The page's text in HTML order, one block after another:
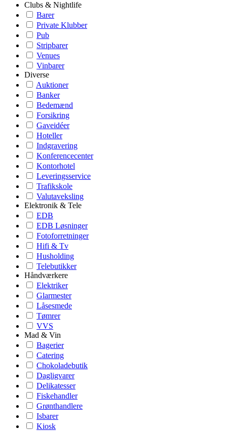
Clubs & Nightlife
Barer
Private Klubber
Pub
Stripbarer
Venues
Vinbarer
Diverse
Auktioner
Banker
Bedemænd
Forsikring
Gaveidéer
Hoteller
Indgravering
Konferencecenter
Kontorhotel
Leveringsservice
Trafikskole
Valutaveksling
Elektronik & Tele
EDB
EDB Løsninger
Fotoforretninger
Hifi & Tv
Husholding
Telebutikker
Håndværkere
Elektriker
Glarmester
Låsesmede
Tømrer
VVS
Mad & Vin
Bagerier
Catering
Chokoladebutik
Dagligvarer
Delikatesser
Fiskehandler
Grønthandlere
Isbarer
Kiosk